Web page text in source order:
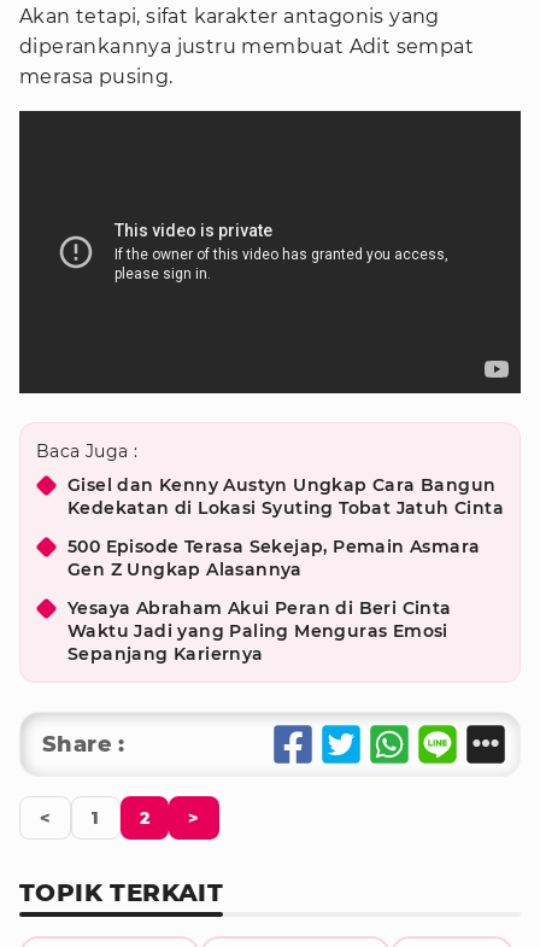
Akan tetapi, sifat karakter antagonis yang
diperankannya justru membuat Adit sempat
merasa pusing.
Baca Juga :
Gisel dan Kenny Austyn Ungkap Cara Bangun
Kedekatan di Lokasi Syuting Tobat Jatuh Cinta
500 Episode Terasa Sekejap, Pemain Asmara
Gen Z Ungkap Alasannya
Yesaya Abraham Akui Peran di Beri Cinta
Waktu Jadi yang Paling Menguras Emosi
Sepanjang Kariernya
Share :
< 1 2 >
TOPIK TERKAIT